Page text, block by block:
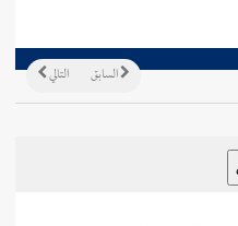
التالي السابق